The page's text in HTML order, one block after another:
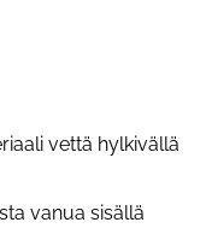
vettä hylkivällä
vanua sisällä